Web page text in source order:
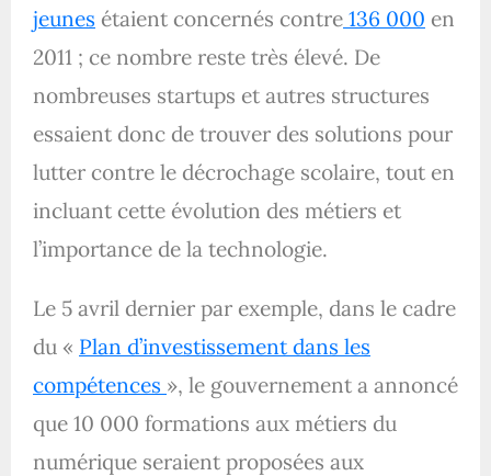
jeunes étaient concernés contre 136 000 en
2011 ; ce nombre reste très élevé. De
nombreuses startups et autres structures
essaient donc de trouver des solutions pour
lutter contre le décrochage scolaire, tout en
incluant cette évolution des métiers et
l’importance de la technologie.
Le 5 avril dernier par exemple, dans le cadre
du « Plan d’investissement dans les
compétences », le gouvernement a annoncé
que 10 000 formations aux métiers du
numérique seraient proposées aux